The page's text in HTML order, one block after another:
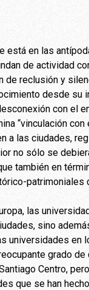
está en las
de actividad
reclusión y
desde su
con el
“vinculación con
a las ciudades,
no sólo se
también en
patrimoniales
las
sino
universidades
grado
Centro,
que se han